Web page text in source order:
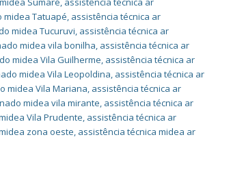
midea Tatuapé, assistência técnica ar
midea Tucuruvi, assistência técnica ar
midea vila bonilha, assistência técnica ar
midea Vila Guilherme, assistência técnica ar
midea Vila Leopoldina, assistência técnica ar
midea Vila Mariana, assistência técnica ar
midea vila mirante, assistência técnica ar
Vila Prudente, assistência técnica ar
zona oeste, assistência técnica midea ar